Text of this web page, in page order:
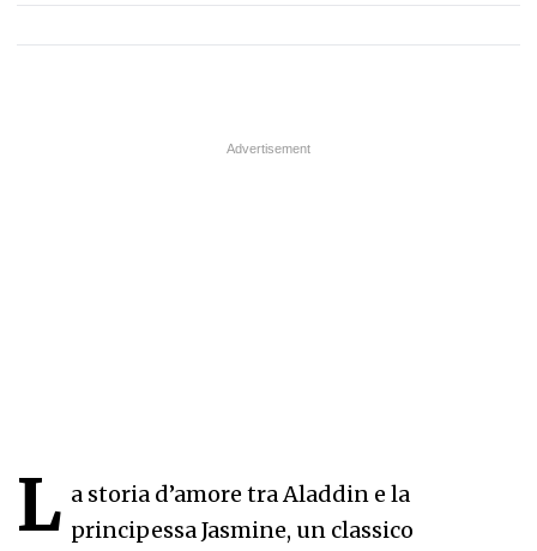
L a storia d’amore tra Aladdin e la
principessa Jasmine, un classico